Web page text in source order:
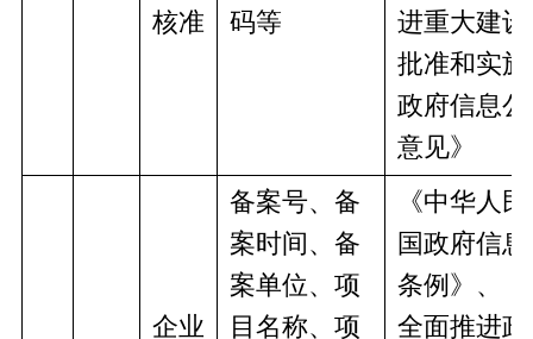
核准
码等
进重大建
批准和实
政府信息
意见》
企业
备案号、备
案时间、备
案单位、项
目名称、项
《中华人
国政府信
条例》、
全面推进